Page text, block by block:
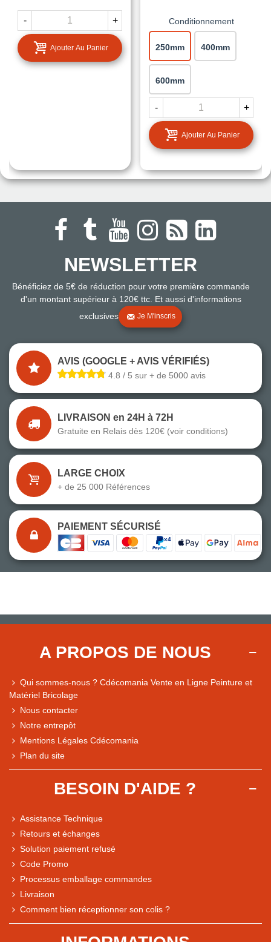
- +
Ajouter Au Panier
Conditionnement
250mm 400mm
600mm
- +
Ajouter Au Panier
Comparaison des performances du magasin
NEWSLETTER
Bénéficiez de 5€ de réduction pour votre première commande
d'un montant supérieur à 120€ ttc. Et aussi d'informations
exclusives
Je M'inscris
AVIS (GOOGLE + AVIS VÉRIFIÉS)
4.8 / 5 sur + de 5000 avis
LIVRAISON en 24H à 72H
Gratuite en Relais dès 120€ (voir conditions)
LARGE CHOIX
+ de 25 000 Références
PAIEMENT SÉCURISÉ
A PROPOS DE NOUS
Qui sommes-nous ? Cdécomania Vente en Ligne Peinture et
Matériel Bricolage
Nous contacter
Notre entrepôt
Mentions Légales Cdécomania
Plan du site
BESOIN D'AIDE ?
Assistance Technique
Retours et échanges
Solution paiement refusé
Code Promo
Processus emballage commandes
Livraison
Comment bien réceptionner son colis ?